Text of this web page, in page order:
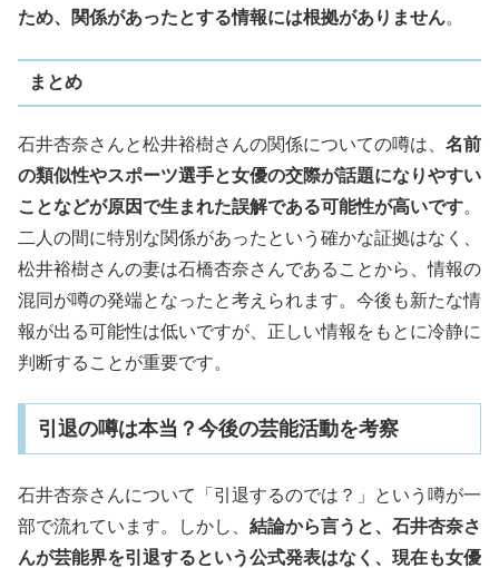
ため、関係があったとする情報には根拠がありません。
まとめ
石井杏奈さんと松井裕樹さんの関係についての噂は、 名前
の類似性やスポーツ選手と女優の交際が話題になりやすい
ことなどが原因で生まれた誤解である可能性が高いです。
二人の間に特別な関係があったという確かな証拠はなく、
松井裕樹さんの妻は石橋杏奈さんであることから、情報の
混同が噂の発端となったと考えられます。今後も新たな情
報が出る可能性は低いですが、正しい情報をもとに冷静に
判断することが重要です。
引退の噂は本当？今後の芸能活動を考察
石井杏奈さんについて「引退するのでは？」という噂が一
部で流れています。しかし、 結論から言うと、石井杏奈さ
んが芸能界を引退するという公式発表はなく、現在も女優